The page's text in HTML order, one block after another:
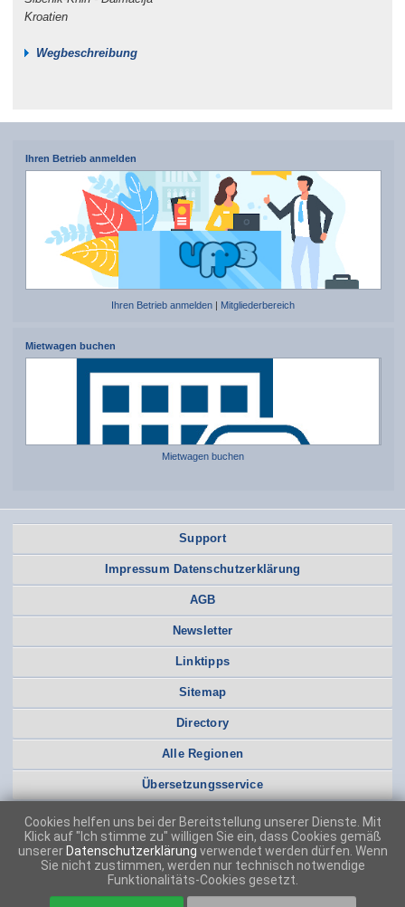
Kroatien
Wegbeschreibung
Ihren Betrieb anmelden
Ihren Betrieb anmelden Mitgliederbereich
Mietwagen buchen
Mietwagen buchen
Support
Impressum Datenschutzerklärung
AGB
Newsletter
Linktipps
Sitemap
Directory
Alle Regionen
Übersetzungsservice
Cookies helfen uns bei der Bereitstellung unserer Dienste. Mit
Klick auf "Ich stimme zu" willigen Sie ein, dass Cookies gemäß
unserer Datenschutzerklärung verwendet werden dürfen. Wenn
Sie nicht zustimmen, werden nur technisch notwendige
Funktionalitäts-Cookies gesetzt.